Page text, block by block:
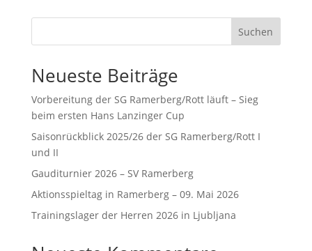
Suchen
Neueste Beiträge
Vorbereitung der SG Ramerberg/Rott läuft – Sieg
beim ersten Hans Lanzinger Cup
Saisonrückblick 2025/26 der SG Ramerberg/Rott I
und II
Gauditurnier 2026 – SV Ramerberg
Aktionsspieltag in Ramerberg – 09. Mai 2026
Trainingslager der Herren 2026 in Ljubljana